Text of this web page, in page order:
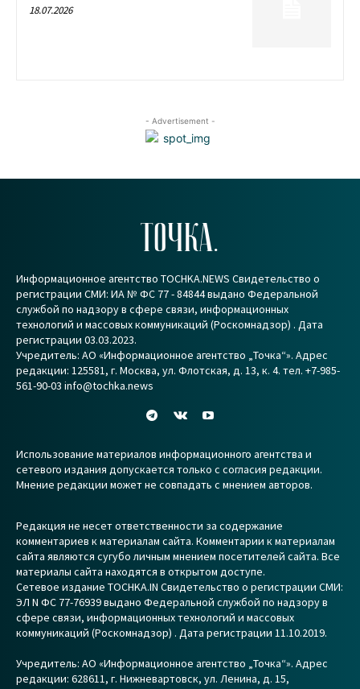
18.07.2026
- Advertisement -
ТОЧКА.
Информационное агентство TOCHKA.NEWS Свидетельство о
регистрации СМИ: ИА № ФС 77 - 84844 выдано Федеральной
службой по надзору в сфере связи, информационных
технологий и массовых коммуникаций (Роскомнадзор) . Дата
регистрации 03.03.2023.
Учредитель: АО «Информационное агентство „Точка“». Адрес
редакции: 125581, г. Москва, ул. Флотская, д. 13, к. 4. тел. +7-985-
561-90-03 info@tochka.news
Использование материалов информационного агентства и
сетевого издания допускается только с согласия редакции.
Мнение редакции может не совпадать с мнением авторов.
Редакция не несет ответственности за содержание
комментариев к материалам сайта. Комментарии к материалам
сайта являются сугубо личным мнением посетителей сайта. Все
материалы сайта находятся в открытом доступе.
Сетевое издание TOCHKA.IN Свидетельство о регистрации СМИ:
ЭЛ N ФС 77-76939 выдано Федеральной службой по надзору в
сфере связи, информационных технологий и массовых
коммуникаций (Роскомнадзор) . Дата регистрации 11.10.2019.
Учредитель: АО «Информационное агентство „Точка“». Адрес
редакции: 628611, г. Нижневартовск, ул. Ленина, д. 15,